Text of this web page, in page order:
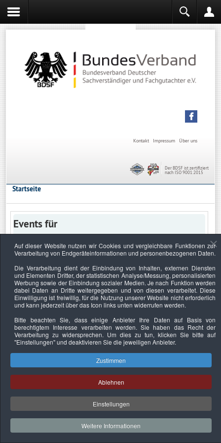
Über uns
Impressum
Kontakt
Der BDSF ist zertifiziert
nach ISO 9001:2015
Startseite
Events für
Keine Termine
Datenschutzerklärung Urheberrechtsnachweise Nachhaltigkeit
Copyright © 2026. Bundesverband Deutscher
Sachverständiger und Fachgutachter e.V..
Auf dieser Website nutzen wir Cookies und vergleichbare Funktionen zur
Verarbeitung von Endgeräteinformationen und personenbezogenen Daten.
Die Verarbeitung dient der Einbindung von Inhalten, externen Diensten
und Elementen Dritter, der statistischen Analyse/Messung, personalisierten
Werbung sowie der Einbindung sozialer Medien. Je nach Funktion werden
dabei Daten an Dritte weitergegeben und von diesen verarbeitet. Diese
Einwilligung ist freiwillig, für die Nutzung unserer Website nicht erforderlich
und kann jederzeit über das Icon links unten widerrufen werden.
Bitte beachten Sie, dass einige Anbieter Ihre Daten auf Basis von
berechtigtem Interesse verarbeiten werden. Sie haben das Recht der
Verarbeitung zu widersprechen. Um dies zu tun, klicken Sie bitte auf
"Einstellungen"und deaktivieren Sie die jeweiligen Anbieter.
Zustimmen
Ablehnen
Einstellungen
Weitere Informationen